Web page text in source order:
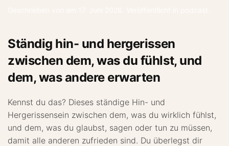
Ständig hin- und hergerissen
zwischen dem, was du fühlst, und
dem, was andere erwarten
Kennst du das? Dieses ständige Hin- und
Hergerissensein zwischen dem, was du wirklich fühlst,
und dem, was du glaubst, sagen oder tun zu müssen,
damit alle anderen zufrieden sind. Du überlegst dir